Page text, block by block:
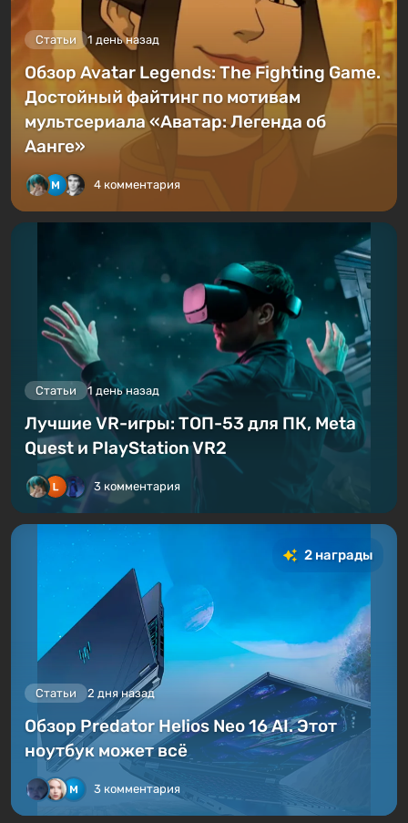
Статьи 1 день назад
Обзор Avatar Legends: The Fighting Game.
Достойный файтинг по мотивам
мультсериала «Аватар: Легенда об
Аанге»
4 комментария
Статьи 1 день назад
Лучшие VR-игры: ТОП-53 для ПК, Meta
Quest и PlayStation VR2
3 комментария
2 награды
Статьи 2 дня назад
Обзор Predator Helios Neo 16 AI. Этот
ноутбук может всё
3 комментария